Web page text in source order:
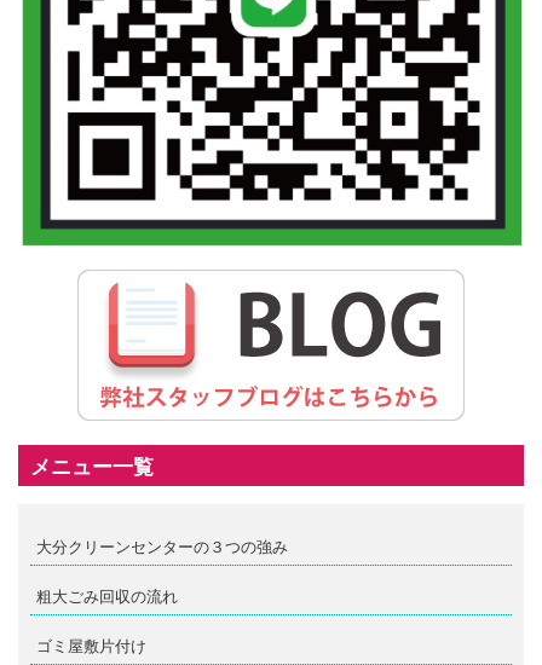
メニュー一覧
大分クリーンセンターの３つの強み
粗大ごみ回収の流れ
ゴミ屋敷片付け